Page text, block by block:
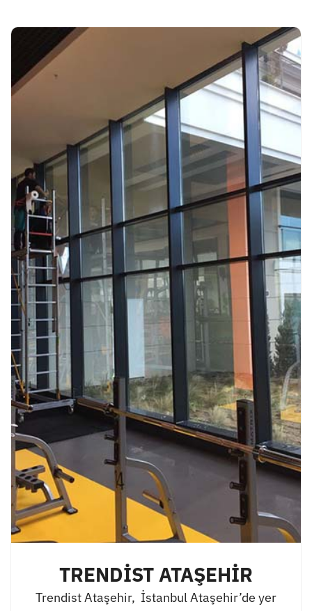
TRENDİST ATAŞEHİR
Trendist Ataşehir, İstanbul Ataşehir’de yer